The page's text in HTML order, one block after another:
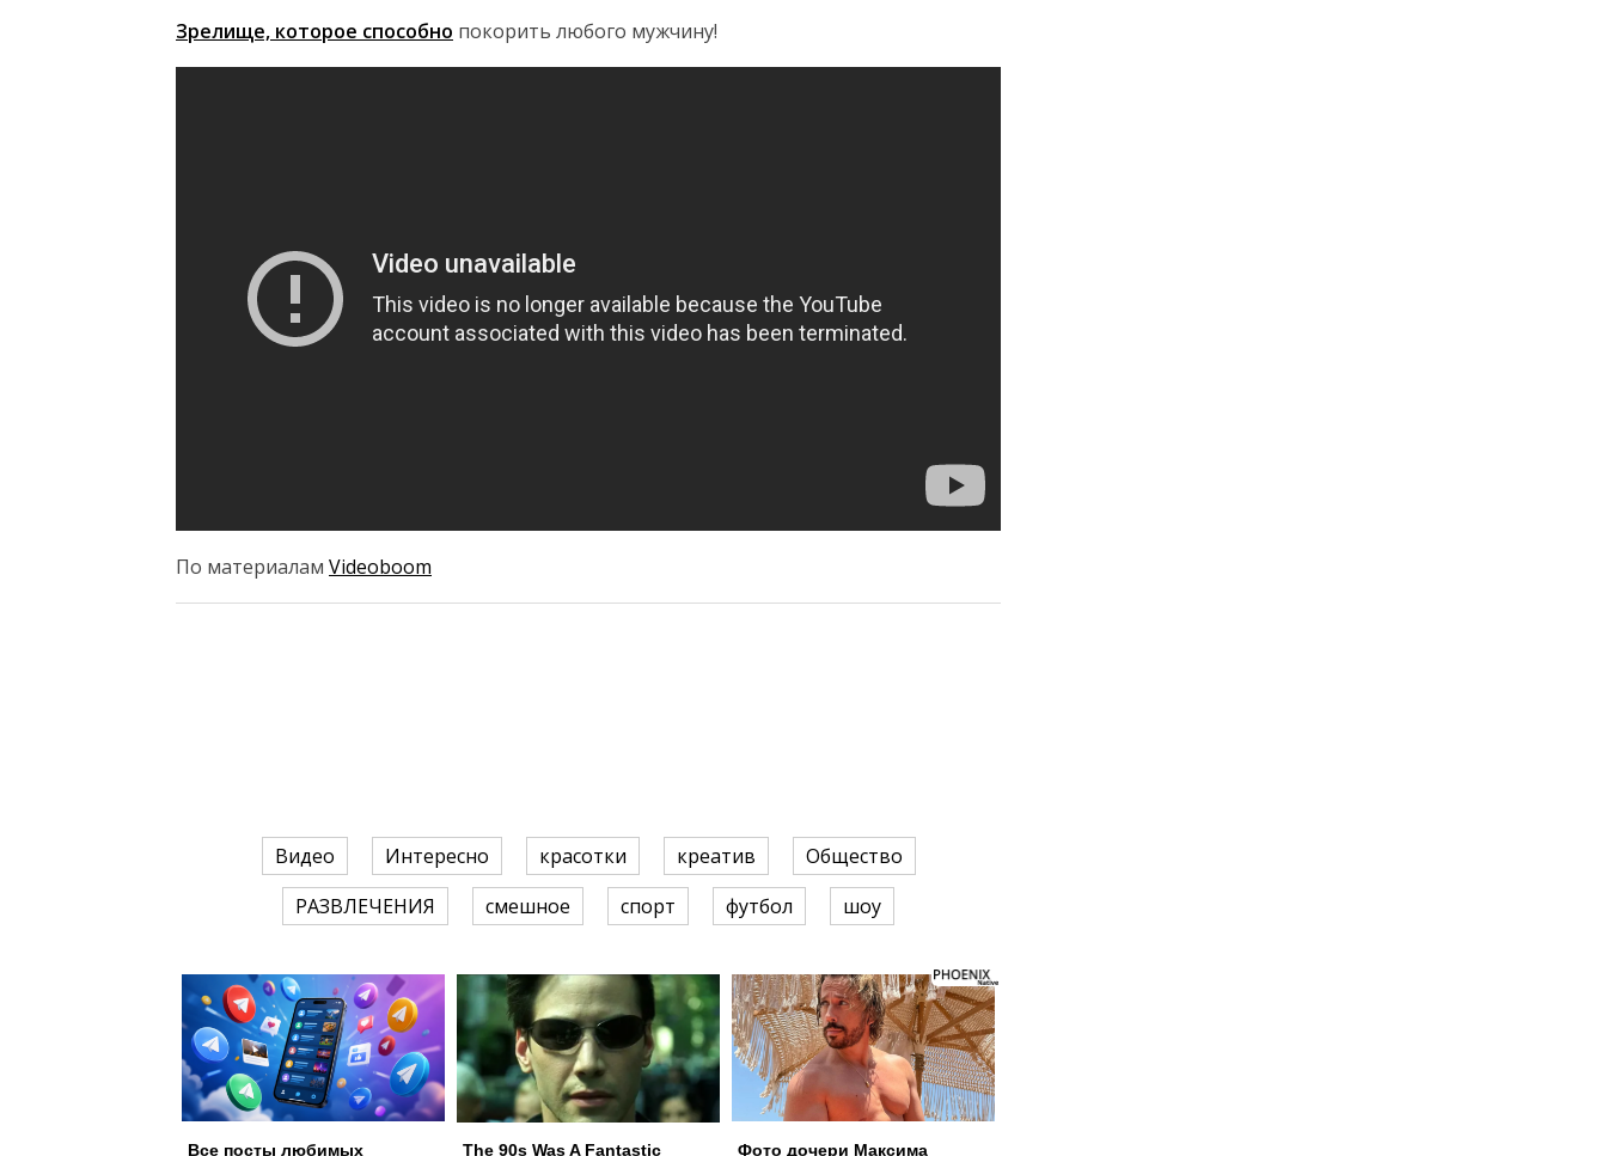
Зрелище, которое способно покорить любого мужчину!
По материалам Videoboom
Видео Интересно красотки креатив
Общество
РАЗВЛЕЧЕНИЯ
смешное спорт футбол шоу
Все посты любимых
The 90s Was A Fantastic
Фото дочери Максима